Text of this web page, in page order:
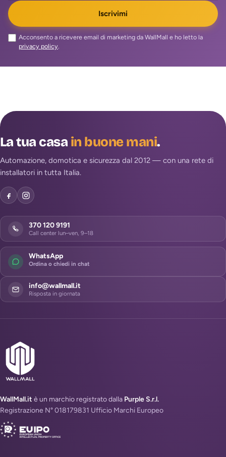
Iscrivimi
Acconsento a ricevere email di marketing da WallMall e ho letto la
privacy policy.
La tua casain buone mani.
Automazione, domotica e sicurezza dal 2012 — con una rete di
installatori in tutta Italia.
370 120 9191
Call center lun–ven, 9–18
WhatsApp
Ordina o chiedi in chat
info@wallmall.it
Risposta in giornata
WallMall.it è un marchio registrato dalla Purple S.r.l.
Registrazione N° 018179831 Ufficio Marchi Europeo